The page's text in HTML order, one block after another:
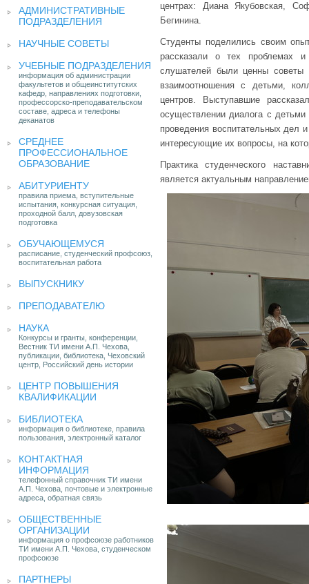
АДМИНИСТРАТИВНЫЕ
ПОДРАЗДЕЛЕНИЯ
НАУЧНЫЕ СОВЕТЫ
УЧЕБНЫЕ ПОДРАЗДЕЛЕНИЯ
информация об администрации
факультетов и общеинститутских
кафедр, направлениях подготовки,
профессорско-преподавательском
составе, адреса и телефоны
деканатов
СРЕДНЕЕ
ПРОФЕССИОНАЛЬНОЕ
ОБРАЗОВАНИЕ
АБИТУРИЕНТУ
правила приема, вступительные
испытания, конкурсная ситуация,
проходной балл, довузовская
подготовка
ОБУЧАЮЩЕМУСЯ
расписание, студенческий профсоюз,
воспитательная работа
ВЫПУСКНИКУ
ПРЕПОДАВАТЕЛЮ
НАУКА
Конкурсы и гранты, конференции,
Вестник ТИ имени А.П. Чехова,
публикации, библиотека, Чеховский
центр, Российский день истории
ЦЕНТР ПОВЫШЕНИЯ
КВАЛИФИКАЦИИ
БИБЛИОТЕКА
информация о библиотеке, правила
пользования, электронный каталог
КОНТАКТНАЯ
ИНФОРМАЦИЯ
телефонный справочник ТИ имени
А.П. Чехова, почтовые и электронные
адреса, обратная связь
ОБЩЕСТВЕННЫЕ
ОРГАНИЗАЦИИ
информация о профсоюзе работников
ТИ имени А.П. Чехова, студенческом
профсоюзе
ПАРТНЕРЫ
центрах: Диана Якубовская,
Бегинина.
Студенты поделились своим
рассказали о тех проблемах
слушателей были ценны советы
взаимоотношения с детьми,
центров. Выступавшие
осуществлении диалога с
проведения воспитательных дел
интересующие их вопросы, на
Практика студенческого
является актуальным